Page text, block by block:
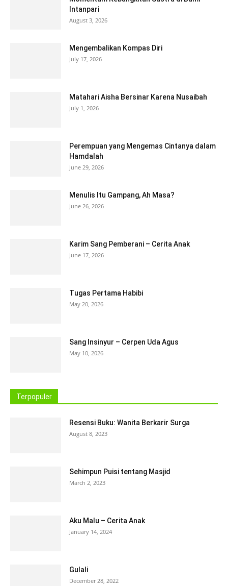
Intanpari
August 3, 2026
Mengembalikan Kompas Diri
July 17, 2026
Matahari Aisha Bersinar Karena Nusaibah
July 1, 2026
Perempuan yang Mengemas Cintanya dalam
Hamdalah
June 29, 2026
Menulis Itu Gampang, Ah Masa?
June 26, 2026
Karim Sang Pemberani – Cerita Anak
June 17, 2026
Tugas Pertama Habibi
May 20, 2026
Sang Insinyur – Cerpen Uda Agus
May 10, 2026
Terpopuler
Resensi Buku: Wanita Berkarir Surga
August 8, 2023
Sehimpun Puisi tentang Masjid
March 2, 2023
Aku Malu – Cerita Anak
January 14, 2024
Gulali
December 28, 2022